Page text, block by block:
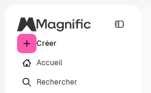
Créer
Accueil
Rechercher